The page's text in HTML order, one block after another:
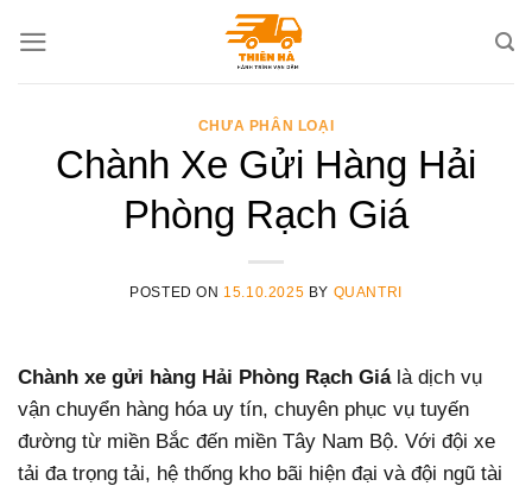
CHƯA PHÂN LOẠI
Chành Xe Gửi Hàng Hải
Phòng Rạch Giá
POSTED ON 15.10.2025 BY QUANTRI
Chành xe gửi hàng Hải Phòng Rạch Giálà dịch vụ
vận chuyển hàng hóa uy tín, chuyên phục vụ tuyến
đường từ miền Bắc đến miền Tây Nam Bộ. Với đội xe
tải đa trọng tải, hệ thống kho bãi hiện đại và đội ngũ tài